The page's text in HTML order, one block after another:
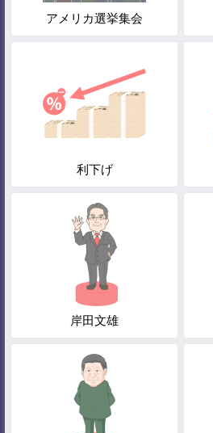
アメリカ選挙集会
利下げ
岸田文雄